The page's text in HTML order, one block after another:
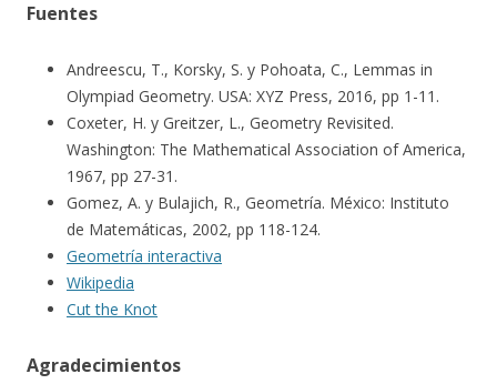
Fuentes
Andreescu, T., Korsky, S. y Pohoata, C., Lemmas in
Olympiad Geometry. USA: XYZ Press, 2016, pp 1-11.
Coxeter, H. y Greitzer, L., Geometry Revisited.
Washington: The Mathematical Association of America,
1967, pp 27-31.
Gomez, A. y Bulajich, R., Geometría. México: Instituto
de Matemáticas, 2002, pp 118-124.
Geometría interactiva
Wikipedia
Cut the Knot
Agradecimientos